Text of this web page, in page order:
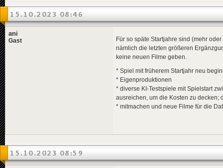
15.10.2023 08:46
ani
Gast
Für so späte Startjahre sind (mehr
nämlich die letzten größeren
keine neuen Filme geben.
* Spiel mit früherem Startjahr neu
* Eigenproduktionen
* diverse KI-Testspiele mit Spielstart
ausreichen, um die Kosten zu decken;
* mitmachen und neue Filme für die
15.10.2023 08:59